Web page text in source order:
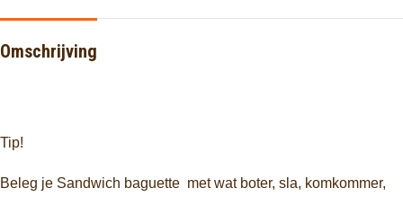
Omschrijving
Tip!
Beleg je Sandwich baguette met wat boter, sla, komkommer,